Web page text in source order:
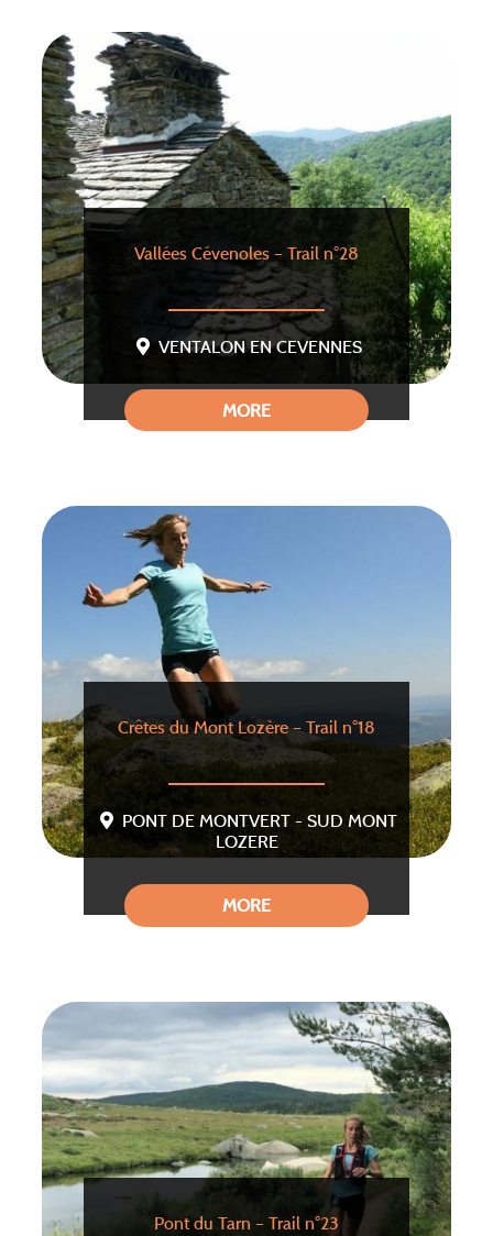
Vallées Cévenoles – Trail n°28
VENTALON EN CEVENNES
MORE
Crêtes du Mont Lozère – Trail n°18
PONT DE MONTVERT - SUD MONT
LOZERE
MORE
Pont du Tarn – Trail n°23